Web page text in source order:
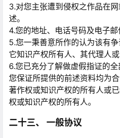
3.对您主张遭到侵权之作品在
述。
4.您的地址、电话号码及电子邮
5.您一秉善意所作的认为该有
它知识产权所有人、其代理人
6.您已充分了解做虚假指证的
您保证所提供的前述资料均为
著作权或知识产权的所有人或
权或知识产权的所有人。
二十三、 一般协议